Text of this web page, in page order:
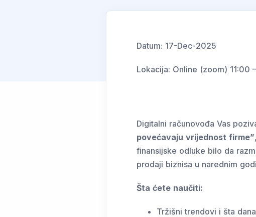
Datum: 17-Dec-2025
Lokacija: Online (zoom) 11:00
Digitalni računovođa Vas
povećavaju vrijednost firme”
finansijske odluke bilo da
prodaji biznisa u narednim
Šta ćete naučiti:
Tržišni trendovi i šta